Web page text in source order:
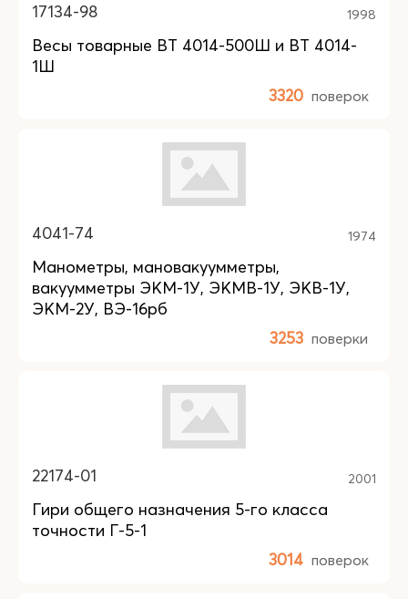
17134-98 1998
Весы товарные ВТ 4014-500Ш и ВТ 4014-
1Ш
3320 поверок
4041-74 1974
Манометры, мановакуумметры,
вакуумметры ЭКМ-1У, ЭКМВ-1У, ЭКВ-1У,
ЭКМ-2У, ВЭ-16рб
3253 поверки
22174-01 2001
Гири общего назначения 5-го класса
точности Г-5-1
3014 поверок